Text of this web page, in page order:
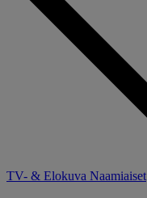
TV- & Elokuva Naamiaiset